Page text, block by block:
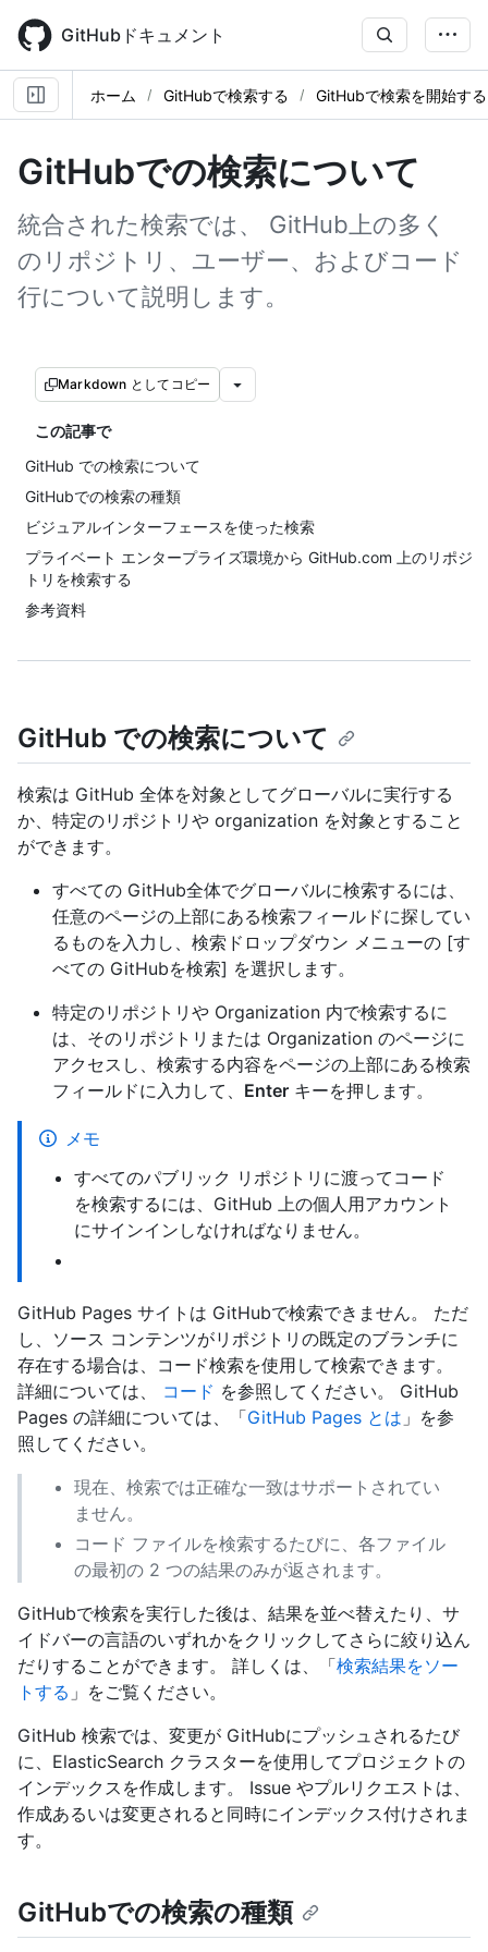
main
content
GitHubドキュメント
ホーム GitHubで検索する GitHubで検索を開始する
GitHubでの検索について
統合された検索では、 GitHub上の多く
のリポジトリ、ユーザー、およびコード
行について説明します。
Markdown としてコピー
この記事で
GitHub での検索について
GitHubでの検索の種類
ビジュアルインターフェースを使った検索
プライベート エンタープライズ環境から GitHub.com 上のリポジ
トリを検索する
参考資料
GitHub での検索について
検索は GitHub 全体を対象としてグローバルに実行する
か、特定のリポジトリや organization を対象とすること
ができます。
すべての GitHub全体でグローバルに検索するには、
任意のページの上部にある検索フィールドに探してい
るものを入力し、検索ドロップダウン メニューの [す
べての GitHubを検索] を選択します。
特定のリポジトリや Organization 内で検索するに
は、そのリポジトリまたは Organization のページに
アクセスし、検索する内容をページの上部にある検索
フィールドに入力して、 Enter キーを押します。
メモ
すべてのパブリック リポジトリに渡ってコード
を検索するには、GitHub 上の個人用アカウント
にサインインしなければなりません。
GitHub Pages サイトは GitHubで検索できません。 ただ
し、ソース コンテンツがリポジトリの既定のブランチに
存在する場合は、コード検索を使用して検索できます。
詳細については、 コード を参照してください。 GitHub
Pages の詳細については、「GitHub Pages とは 」を参
照してください。
現在、検索では正確な一致はサポートされてい
ません。
コード ファイルを検索するたびに、各ファイル
の最初の 2 つの結果のみが返されます。
GitHubで検索を実行した後は、結果を並べ替えたり、サ
イドバーの言語のいずれかをクリックしてさらに絞り込ん
だりすることができます。 詳しくは、「検索結果をソー
トする 」をご覧ください。
GitHub 検索では、変更が GitHubにプッシュされるたび
に、ElasticSearch クラスターを使用してプロジェクトの
インデックスを作成します。 Issue やプルリクエストは、
作成あるいは変更されると同時にインデックス付けされま
す。
GitHubでの検索の種類